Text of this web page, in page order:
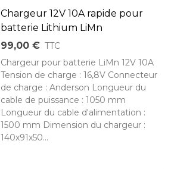
Chargeur 12V 10A rapide pour
batterie Lithium LiMn
99,00 € TTC
Chargeur pour batterie LiMn 12V 10A
Tension de charge : 16,8V Connecteur
de charge : Anderson Longueur du
cable de puissance : 1050 mm
Longueur du cable d'alimentation :
1500 mm Dimension du chargeur :
140x91x50...